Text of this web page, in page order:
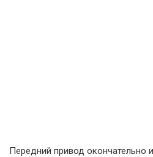
Передний привод окончательно